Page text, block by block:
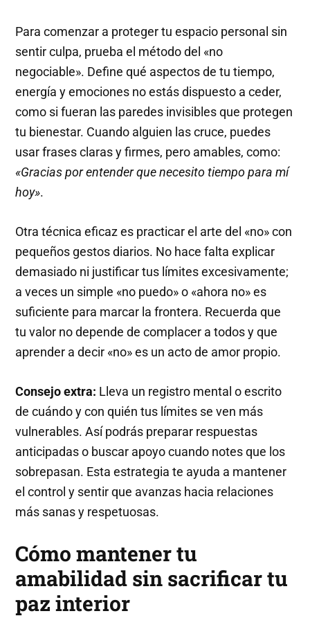
Para comenzar a proteger tu espacio personal sin
sentir culpa, prueba el método del «no
negociable». Define qué aspectos de tu tiempo,
energía y emociones no estás dispuesto a ceder,
como si fueran las paredes invisibles que protegen
tu bienestar. Cuando alguien las cruce, puedes
usar frases claras y firmes, pero amables, como:
«Gracias por entender que necesito tiempo para mí
hoy».
Otra técnica eficaz es practicar el arte del «no» con
pequeños gestos diarios. No hace falta explicar
demasiado ni justificar tus límites excesivamente;
a veces un simple «no puedo» o «ahora no» es
suficiente para marcar la frontera. Recuerda que
tu valor no depende de complacer a todos y que
aprender a decir «no» es un acto de amor propio.
Consejo extra: Lleva un registro mental o escrito
de cuándo y con quién tus límites se ven más
vulnerables. Así podrás preparar respuestas
anticipadas o buscar apoyo cuando notes que los
sobrepasan. Esta estrategia te ayuda a mantener
el control y sentir que avanzas hacia relaciones
más sanas y respetuosas.
Cómo mantener tu
amabilidad sin sacrificar tu
paz interior